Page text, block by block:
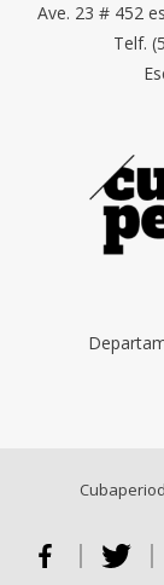
Ave. 23 # 452
Telf.
Facebook Twitter